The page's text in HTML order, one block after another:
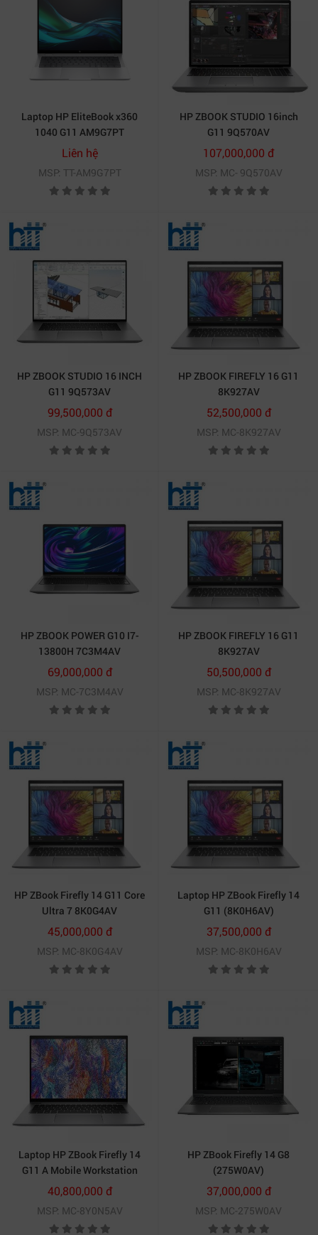
Laptop HP EliteBook x360
1040 G11 AM9G7PT
Liên hệ
MSP: TT-AM9G7PT
HP ZBOOK STUDIO 16inch
G11 9Q570AV
107,000,000 đ
MSP: MC- 9Q570AV
HP ZBOOK STUDIO 16 INCH
G11 9Q573AV
99,500,000 đ
MSP: MC-9Q573AV
HP ZBOOK FIREFLY 16 G11
8K927AV
52,500,000 đ
MSP: MC-8K927AV
HP ZBOOK POWER G10 I7-
13800H 7C3M4AV
69,000,000 đ
MSP: MC-7C3M4AV
HP ZBOOK FIREFLY 16 G11
8K927AV
50,500,000 đ
MSP: MC-8K927AV
HP ZBook Firefly 14 G11 Core
Ultra 7 8K0G4AV
45,000,000 đ
MSP: MC-8K0G4AV
Laptop HP ZBook Firefly 14
G11 (8K0H6AV)
37,500,000 đ
MSP: MC-8K0H6AV
Laptop HP ZBook Firefly 14
G11 A Mobile Workstation
(8Y0N5AV)
40,800,000 đ
MSP: MC-8Y0N5AV
HP ZBook Firefly 14 G8
(275W0AV)
37,000,000 đ
MSP: MC-275W0AV